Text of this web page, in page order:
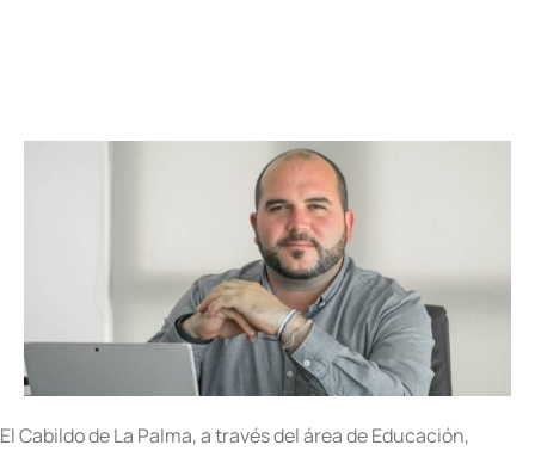
El Cabildo de La Palma, a través del área de Educación,